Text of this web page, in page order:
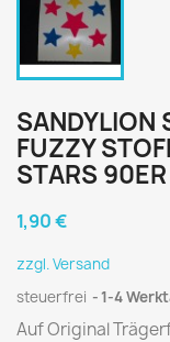
SANDYLION
FUZZY
STARS 90ER
1,90 €
zzgl. Versand
steuerfrei
1-4
Auf Original